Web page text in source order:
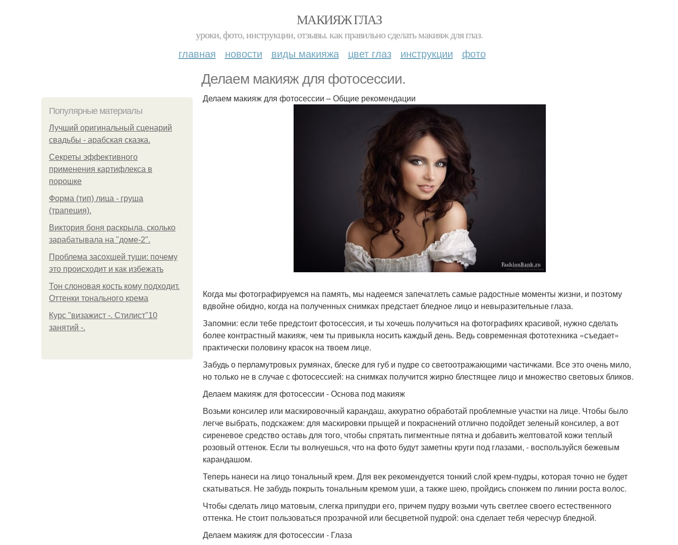
МАКИЯЖ ГЛАЗ
уроки, фото, инструкции, отзывы. как правильно сделать макияж для глаз.
главная новости виды макияжа цвет глаз инструкции фото
Делаем макияж для фотосессии.
Популярные материалы
Лучший оригинальный сценарий
свадьбы - арабская сказка.
Секреты эффективного
применения картифлекса в
порошке
Форма (тип) лица - груша
(трапеция).
Виктория боня раскрыла, сколько
зарабатывала на "доме-2".
Проблема засохшей туши: почему
это происходит и как избежать
Тон слоновая кость кому подходит.
Оттенки тонального крема
Курс "визажист -. Стилист"10
занятий -.
Делаем макияж для фотосессии – Общие рекомендации
Когда мы фотографируемся на память, мы надеемся запечатлеть самые радостные моменты жизни, и поэтому
вдвойне обидно, когда на полученных снимках предстает бледное лицо и невыразительные глаза.
Запомни: если тебе предстоит фотосессия, и ты хочешь получиться на фотографиях красивой, нужно сделать
более контрастный макияж, чем ты привыкла носить каждый день. Ведь современная фототехника «съедает»
практически половину красок на твоем лице.
Забудь о перламутровых румянах, блеске для губ и пудре со светоотражающими частичками. Все это очень мило,
но только не в случае с фотосессией: на снимках получится жирно блестящее лицо и множество световых бликов.
Делаем макияж для фотосессии - Основа под макияж
Возьми консилер или маскировочный карандаш, аккуратно обработай проблемные участки на лице. Чтобы было
легче выбрать, подскажем: для маскировки прыщей и покраснений отлично подойдет зеленый консилер, а вот
сиреневое средство оставь для того, чтобы спрятать пигментные пятна и добавить желтоватой кожи теплый
розовый оттенок. Если ты волнуешься, что на фото будут заметны круги под глазами, - воспользуйся бежевым
карандашом.
Теперь нанеси на лицо тональный крем. Для век рекомендуется тонкий слой крем-пудры, которая точно не будет
скатываться. Не забудь покрыть тональным кремом уши, а также шею, пройдись спонжем по линии роста волос.
Чтобы сделать лицо матовым, слегка припудри его, причем пудру возьми чуть светлее своего естественного
оттенка. Не стоит пользоваться прозрачной или бесцветной пудрой: она сделает тебя чересчур бледной.
Делаем макияж для фотосессии - Глаза